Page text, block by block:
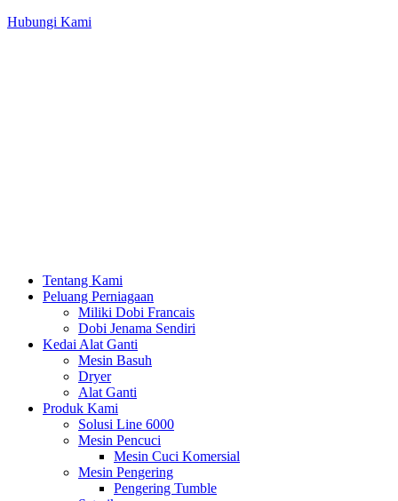
Hubungi Kami
Tentang Kami
Peluang Perniagaan
Miliki Dobi Francais
Dobi Jenama Sendiri
Kedai Alat Ganti
Mesin Basuh
Dryer
Alat Ganti
Produk Kami
Solusi Line 6000
Mesin Pencuci
Mesin Cuci Komersial
Mesin Pengering
Pengering Tumble